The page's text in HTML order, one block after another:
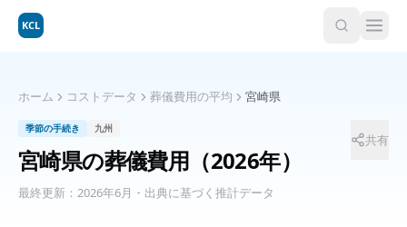
KCL
ホーム コストデータ 葬儀費用の平均 宮崎県
季節の手続き 九州
宮崎県の葬儀費用 （2026年）
最終更新： 2026年6月 ・出典に基づく推計データ
共有